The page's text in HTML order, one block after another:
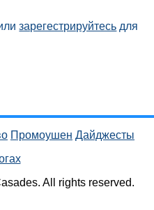
зарегестрируйтесь для
Промоушен Дайджесты
All rights reserved.